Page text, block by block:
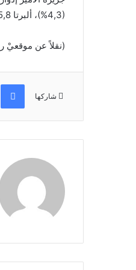
(4,3%)، ألبرتا 5,8% (6%)، وبريتيش كولومبيا 5,1% (4,4%).
(نقلاً عن موقعيْ
شاركها